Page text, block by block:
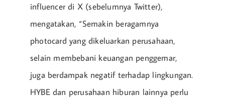
influencer di X (sebelumnya Twitter),
mengatakan, “Semakin beragamnya
photocard yang dikeluarkan perusahaan,
selain membebani keuangan penggemar,
juga berdampak negatif terhadap lingkungan.
HYBE dan perusahaan hiburan lainnya perlu